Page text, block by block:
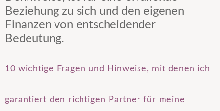
Beziehung zu sich und den eigenen
Finanzen von entscheidender
Bedeutung.
10 wichtige Fragen und Hinweise, mit denen ich
garantiert den richtigen Partner für meine